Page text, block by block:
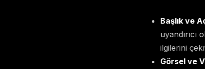
Başlık ve
uyandırıcı
ilgilerini
Görsel ve